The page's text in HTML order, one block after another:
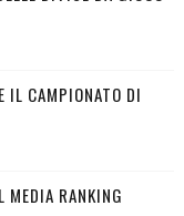
IL CAMPIONATO DI
MEDIA RANKING